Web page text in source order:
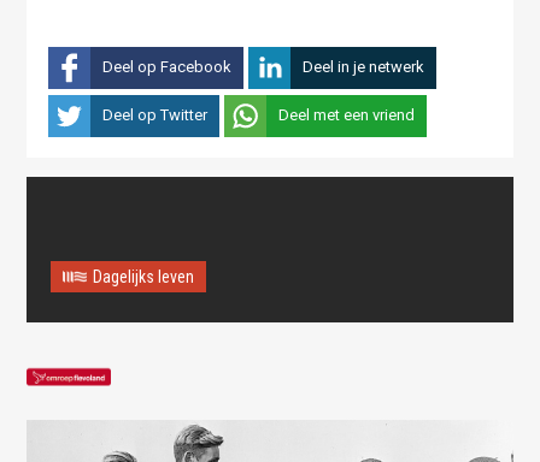
Deel op Facebook Deel in je netwerk
Deel op Twitter Deel met een vriend
Dagelijks leven